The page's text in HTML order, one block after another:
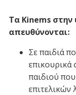
Τα Kinems στην
απευθύνονται:
Σε παιδιά
επικουρικά
παιδιού που